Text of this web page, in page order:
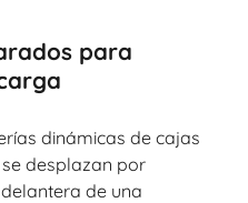
para
dinámicas de cajas
desplazan por
de una